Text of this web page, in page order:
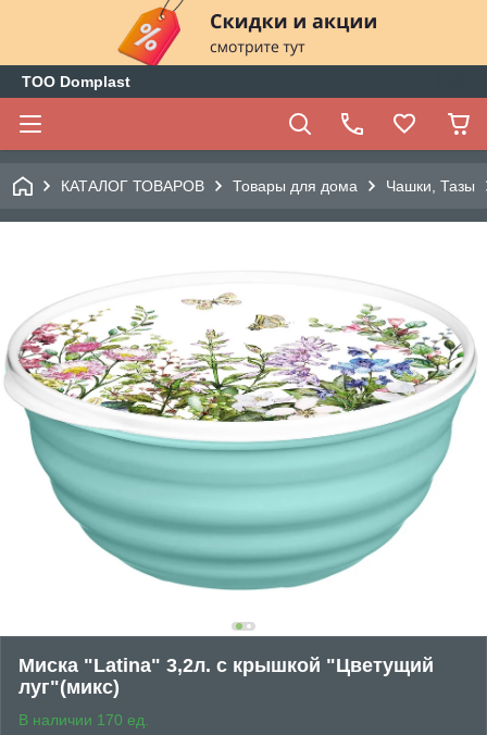
ТОО Domplast
КАТАЛОГ ТОВАРОВ Товары для дома Чашки, Тазы
Миска "Latina" 3,2л. с крышкой "Цветущий
луг"(микс)
В наличии 170 ед.